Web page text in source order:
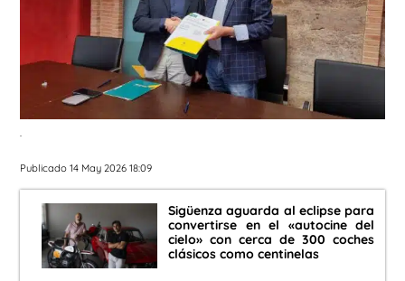
.
Publicado 14 May 2026 18:09
Sigüenza aguarda al eclipse para
convertirse en el «autocine del
cielo» con cerca de 300 coches
clásicos como centinelas